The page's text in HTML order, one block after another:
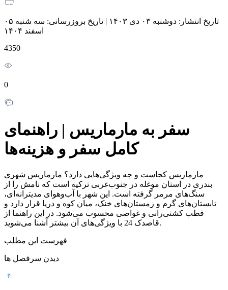
تاریخ انتشار: دوشنبه ۰۳ دی ۱۴۰۳ | تاریخ بروزرسانی:
سه شنبه ۰۵
اسفند ۱۴۰۴
4350
0
سفر به مارماریس | راهنمای
کامل سفر و هزینه‌ها
مارماریس کجاست و چه ویژگی‌هایی دارد؟ مارماریس شهری
بندری در استان موغله در جنوب‌غربی ترکیه است که نامش را از
سنگ‌های مرمر گرفته است. این شهر با آب‌وهوای مدیترانه‌ای،
تابستان‌های گرم و زمستان‌های خنک، میان کوه و دریا قرار دارد و
قطب کشتی‌رانی و غواصی محسوب می‌شود. در این راهنما از
قاصدک 24 با ویژگی‌های آن بیشتر آشنا می‌شوید.
فهرست این مطلب
دیدن سرفصل ها